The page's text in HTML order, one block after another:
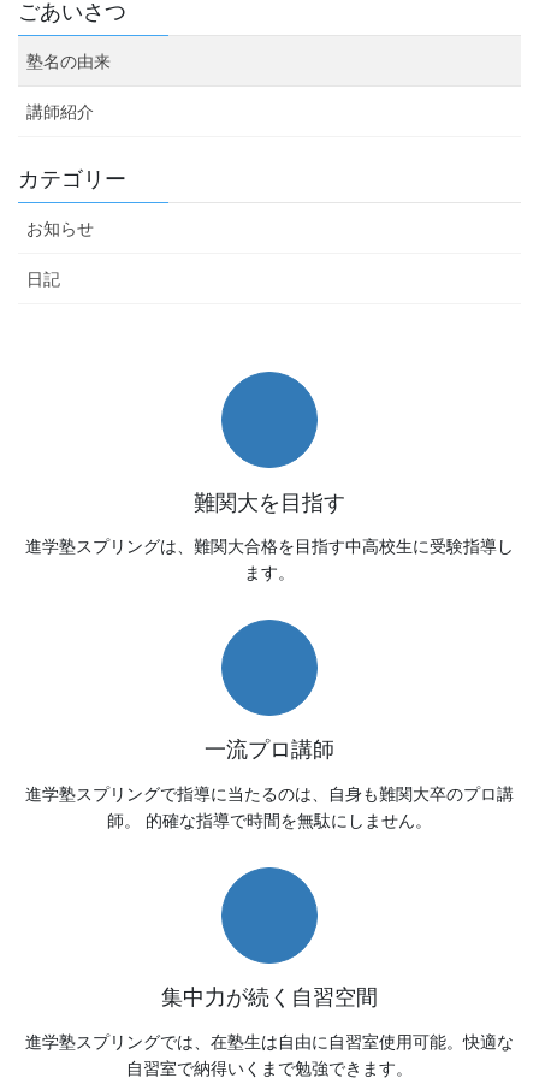
ごあいさつ
塾名の由来
講師紹介
カテゴリー
お知らせ
日記
難関大を目指す
進学塾スプリングは、難関大合格を目指す中高校生に受験指導し
ます。
一流プロ講師
進学塾スプリングで指導に当たるのは、自身も難関大卒のプロ講
師。 的確な指導で時間を無駄にしません。
集中力が続く自習空間
進学塾スプリングでは、在塾生は自由に自習室使用可能。快適な
自習室で納得いくまで勉強できます。